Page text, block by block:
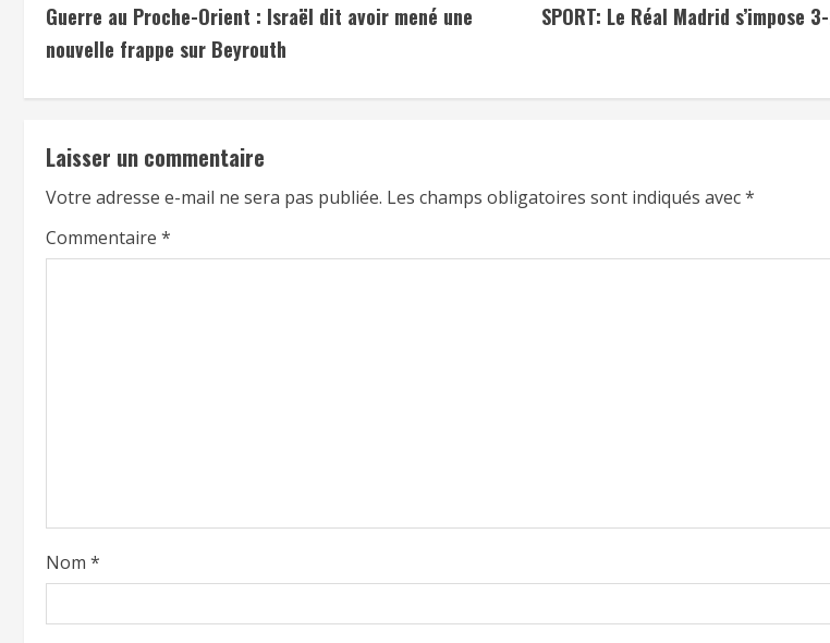
Guerre au Proche-Orient : Israël dit avoir mené une
nouvelle frappe sur Beyrouth
SPORT: Le Réal Madrid s’impose
Laisser un commentaire
Votre adresse e-mail ne sera pas publiée. Les champs obligatoires sont indiqués avec*
Commentaire *
Nom *